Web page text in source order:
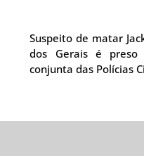
Suspeito de matar
dos Gerais é preso
conjunta das Polícias